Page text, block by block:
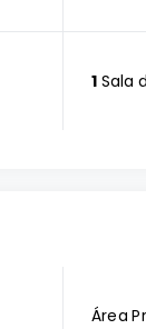
1Sala
Área